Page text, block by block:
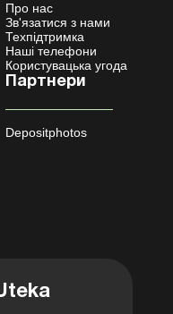
Про нас
Зв'язатися з нами
Техпідтримка
Наші телефони
Користувацька угода
Партнери
Depositphotos